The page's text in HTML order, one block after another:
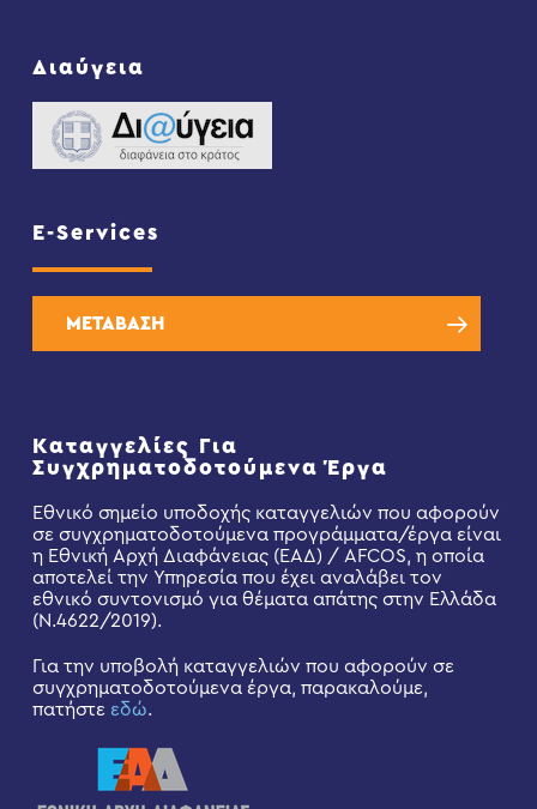
Διαύγεια
E-Services
ΜΕΤΑΒΑΣΗ
Καταγγελίες Για
Συγχρηματοδοτούμενα Έργα
Εθνικό σημείο υποδοχής καταγγελιών που αφορούν
σε συγχρηματοδοτούμενα προγράμματα/έργα είναι
η Εθνική Αρχή Διαφάνειας (ΕΑΔ) / AFCOS, η οποία
αποτελεί την Υπηρεσία που έχει αναλάβει τον
εθνικό συντονισμό για θέματα απάτης στην Ελλάδα
(Ν.4622/2019).
Για την υποβολή καταγγελιών που αφορούν σε
συγχρηματοδοτούμενα έργα, παρακαλούμε,
πατήστε εδώ.